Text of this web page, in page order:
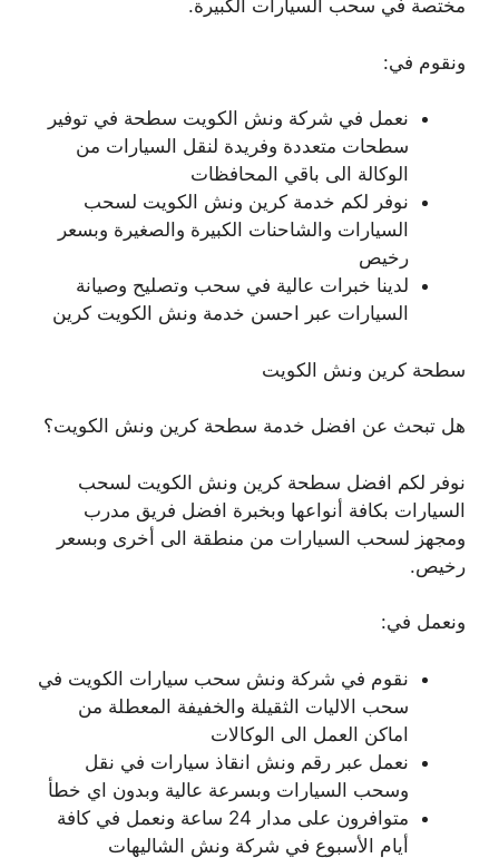
مختصة في سحب السيارات الكبيرة.
ونقوم في:
نعمل في شركة ونش الكويت سطحة في توفير
سطحات متعددة وفريدة لنقل السيارات من
الوكالة الى باقي المحافظات
نوفر لكم خدمة كرين ونش الكويت لسحب
السيارات والشاحنات الكبيرة والصغيرة وبسعر
رخيص
لدينا خبرات عالية في سحب وتصليح وصيانة
السيارات عبر احسن خدمة ونش الكويت كرين
سطحة كرين ونش الكويت
هل تبحث عن افضل خدمة سطحة كرين ونش الكويت؟
نوفر لكم افضل سطحة كرين ونش الكويت لسحب
السيارات بكافة أنواعها وبخبرة افضل فريق مدرب
ومجهز لسحب السيارات من منطقة الى أخرى وبسعر
رخيص.
ونعمل في:
نقوم في شركة ونش سحب سيارات الكويت في
سحب الاليات الثقيلة والخفيفة المعطلة من
اماكن العمل الى الوكالات
نعمل عبر رقم ونش انقاذ سيارات في نقل
وسحب السيارات وبسرعة عالية وبدون اي خطأ
متوافرون على مدار 24 ساعة ونعمل في كافة
أيام الأسبوع في شركة ونش الشاليهات